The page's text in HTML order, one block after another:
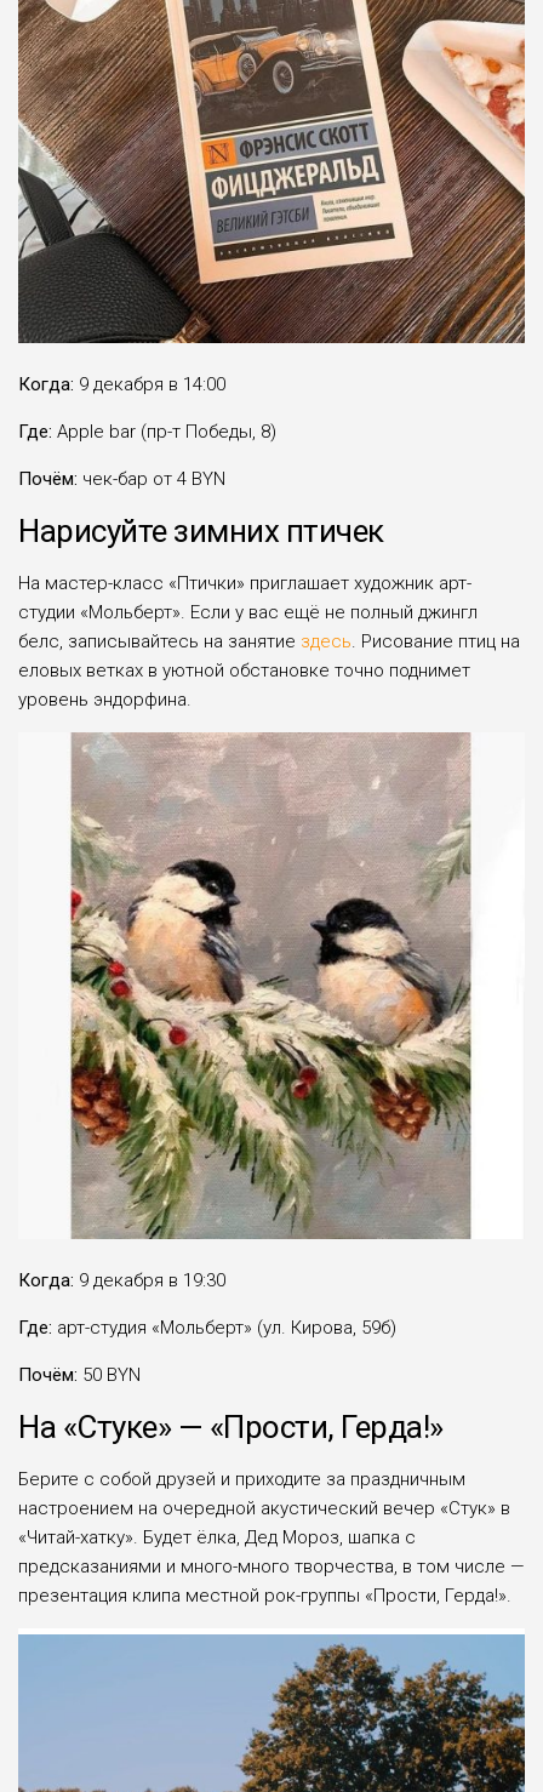
Когда: 9 декабря в 14:00
Где: Apple bar (пр-т Победы, 8)
Почём: чек-бар от 4 BYN
Нарисуйте зимних птичек
На мастер-класс «Птички» приглашает художник арт-
студии «Мольберт». Если у вас ещё не полный джингл
белс, записывайтесь на занятие здесь. Рисование птиц на
еловых ветках в уютной обстановке точно поднимет
уровень эндорфина.
Когда: 9 декабря в 19:30
Где: арт-студия «Мольберт» (ул. Кирова, 59б)
Почём: 50 BYN
На «Стуке» — «Прости, Герда!»
Берите с собой друзей и приходите за праздничным
настроением на очередной акустический вечер «Стук» в
«Читай-хатку». Будет ёлка, Дед Мороз, шапка с
предсказаниями и много-много творчества, в том числе —
презентация клипа местной рок-группы «Прости, Герда!».